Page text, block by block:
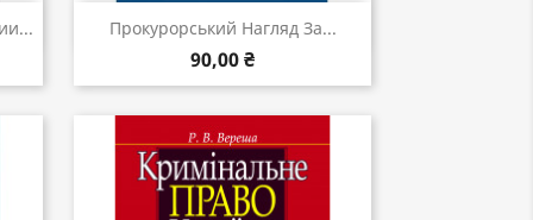
Прокурорський Нагляд За...
90,00 ₴
Швидкий перегляд